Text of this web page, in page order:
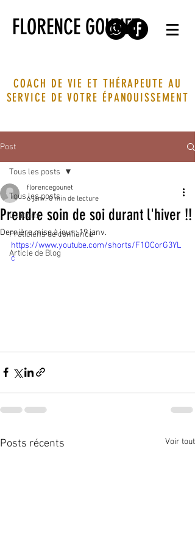
FLORENCE GOUNET
COACH DE VIE ET THÉRAPEUTE AU
SERVICE DE VOTRE ÉPANOUISSEMENT
Post
Tous les posts
Citations
Praticiens de confiance
Article de Blog
Tous les posts
Prendre soin de soi durant l'hiver !!
florencegounet
6 janv. 0 min de lecture
Dernière mise à jour :19 janv.
https://www.youtube.com/shorts/F1OCorG3YL
c
Posts récents Voir tout